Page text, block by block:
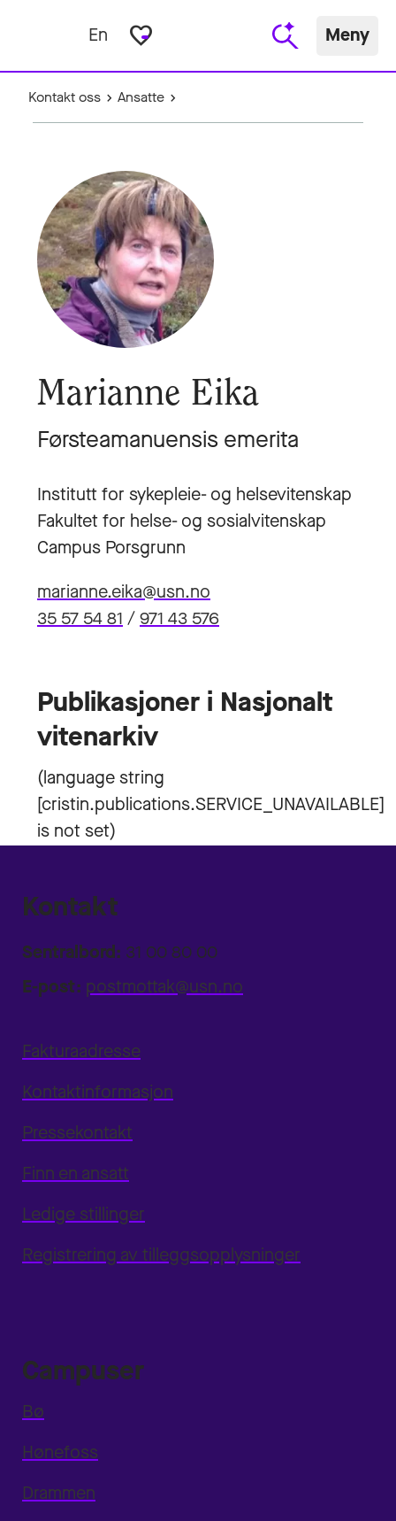
En favorite_border Meny
Kontakt oss Ansatte
Marianne Eika
Førsteamanuensis emerita
Institutt for sykepleie- og helsevitenskap
Fakultet for helse- og sosialvitenskap
Campus Porsgrunn
marianne.eika@usn.no
35 57 54 81 /971 43 576
Publikasjoner i Nasjonalt
vitenarkiv
Kontakt
Sentralbord: 31 00 80 00
E-post: postmottak@usn.no
Fakturaadresse
Kontaktinformasjon
Pressekontakt
Finn en ansatt
Ledige stillinger
Registrering av tilleggsopplysninger
Campuser
Bø
Hønefoss
Drammen